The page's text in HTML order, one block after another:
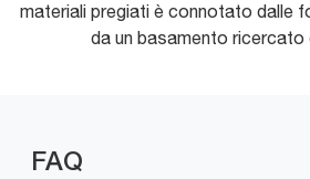
materiali pregiati è connotato dalle
da un basamento ricercato
FAQ